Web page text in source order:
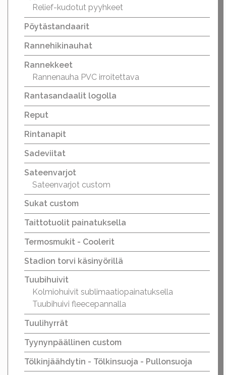
Relief-kudotut pyyhkeet
Pöytästandaarit
Rannehikinauhat
Rannekkeet
Rannenauha PVC irroitettava
Rantasandaalit logolla
Reput
Rintanapit
Sadeviitat
Sateenvarjot
Sateenvarjot custom
Sukat custom
Taittotuolit painatuksella
Termosmukit - Coolerit
Stadion torvi käsinyörillä
Tuubihuivit
Kolmiohuivit sublimaatiopainatuksella
Tuubihuivi fleecepannalla
Tuulihyrrät
Tyynynpäällinen custom
Tölkinjäähdytin - Tölkinsuoja - Pullonsuoja